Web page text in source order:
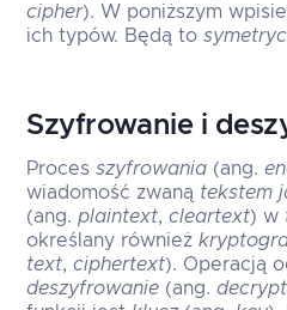
cipher). W poniższym
ich typów. Będą to
Szyfrowanie i
Processzyfrowania (ang.
wiadomość zwaną tekstem
(ang.plaintext,cleartext) w
określany również
text,ciphertext). Operacją
deszyfrowanie (ang.